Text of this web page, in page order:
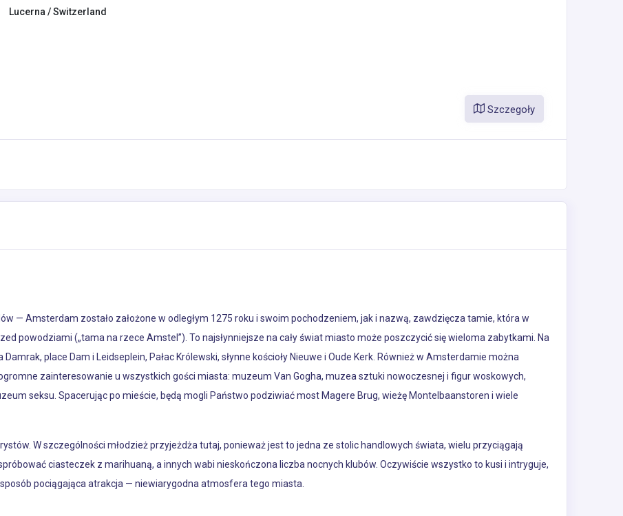
Lucerna / Switzerland
Szczegoły
— Amsterdam zostało założone w odległym 1275 roku i swoim pochodzeniem, jak i nazwą, zawdzięcza tamie, która w
powodziami („tama na rzece Amstel”). To najsłynniejsze na cały świat miasto może poszczycić się wieloma zabytkami. Na
place Dam i Leidseplein, Pałac Królewski, słynne kościoły Nieuwe i Oude Kerk. Również w Amsterdamie można
zainteresowanie u wszystkich gości miasta: muzeum Van Gogha, muzea sztuki nowoczesnej i figur woskowych,
seksu. Spacerując po mieście, będą mogli Państwo podziwiać most Magere Brug, wieżę Montelbaanstoren i wiele
W szczególności młodzież przyjeżdża tutaj, ponieważ jest to jedna ze stolic handlowych świata, wielu przyciągają
ciasteczek z marihuaną, a innych wabi nieskończona liczba nocnych klubów. Oczywiście wszystko to kusi i intryguje,
pociągająca atrakcja — niewiarygodna atmosfera tego miasta.